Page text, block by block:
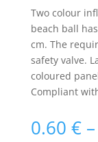
Two colour
beach ball
cm. The
safety valve.
coloured
Compliant
0.60 € –